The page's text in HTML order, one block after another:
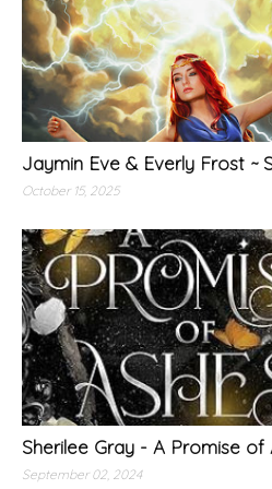
Jaymin Eve & Everly Frost ~
October 15, 2025
Sherilee Gray - A Promise of
September 02, 2024